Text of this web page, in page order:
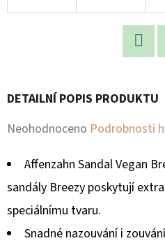
DETAILNÍ POPIS PRODUKTU
Průměrné
produktu
je
0,0
Neohodnoceno Podrobnosti
Affenzahn Sandal Vegan
sandály Breezy poskytují
speciálnímu tvaru.
Snadné nazouvání i
R
Č
J
E
M
E